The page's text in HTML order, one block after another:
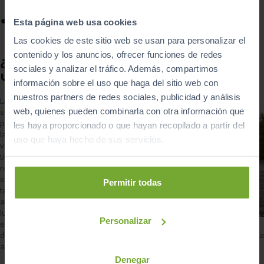
Esta página web usa cookies
Las cookies de este sitio web se usan para personalizar el
contenido y los anuncios, ofrecer funciones de redes
sociales y analizar el tráfico. Además, compartimos
información sobre el uso que haga del sitio web con
nuestros partners de redes sociales, publicidad y análisis
web, quienes pueden combinarla con otra información que
les haya proporcionado o que hayan recopilado a partir del
uso que haya hecho de sus servicios.
Permitir todas
Personalizar
Denegar
Aparcar. Como sucede convehículos de ocasión
¿Dónde está permitido estacionar
una autocaravana?
Las autocaravanas
son consideradas
por la normativa de
la DGT como un
vehículo más. No
tienen unas
restricciones
específicas. Por lo
tanto, vas a poder
aparcar en cualquier
lugar habilitado para
el estacionamiento
de vehículos, siempre que las dimensiones lo permitan. La
autocaravana no podrá quedar fuera de las líneas del aparcamiento.